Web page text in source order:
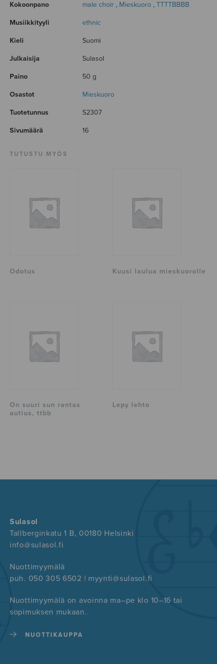
Kokoonpano
male choir , Mieskuoro , TTTTBBBB
Musiikkityyli ethnic
Kieli Suomi
Julkaisija Sulasol
Paino 50 g
Osastot Mieskuoro
Tuotetunnus S2307
Sivumäärä 16
TUTUSTU MYÖS
Odotus Kuusi laulua mieskuorolle
On suuri sun rantas
autius, ttbb
Lepy lehto
Sulasol
Tallberginkatu 1 B, 00180 Helsinki
info@sulasol.fi
Nuottimyymälä
puh. 050 305 6502 | myynti@sulasol.fi
Nuottimyymälä on avoinna ma–pe klo 10–16 tai
sopimuksen mukaan.
NUOTTIKAUPPA